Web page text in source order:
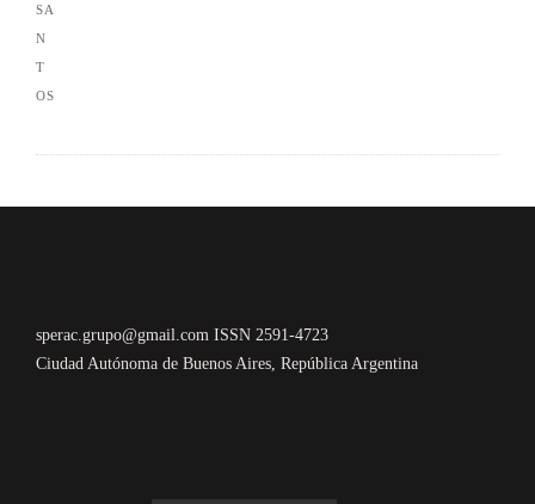
sperac.grupo@gmail.com ISSN 2591-4723
Ciudad Autónoma de Buenos Aires, República Argentina